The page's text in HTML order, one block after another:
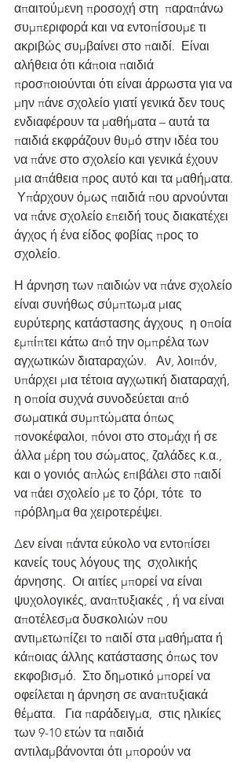
απαιτούμενη προσοχή στη  παραπάνω
συμπεριφορά και να εντοπίσουμε τι
ακριβώς συμβαίνει στο παιδί.  Είναι
αλήθεια ότι κάποια παιδιά
προσποιούνται ότι είναι άρρωστα για να
μην πάνε σχολείο γιατί γενικά δεν τους
ενδιαφέρουν τα μαθήματα – αυτά τα
παιδιά εκφράζουν θυμό στην ιδέα του
να πάνε στο σχολείο και γενικά έχουν
μια απάθεια προς αυτό και τα μαθήματα.
Υπάρχουν όμως παιδιά που αρνούνται
να πάνε σχολείο επειδή τους διακατέχει
άγχος ή ένα είδος φοβίας προς το
σχολείο.
Η άρνηση των παιδιών να πάνε σχολείο
είναι συνήθως σύμπτωμα μιας
ευρύτερης κατάστασης άγχους  η οποία
εμπίπτει κάτω από την ομπρέλα των
αγχωτικών διαταραχών.   Αν, λοιπόν,
υπάρχει μια τέτοια αγχωτική διαταραχή,
η οποία συχνά συνοδεύεται από
σωματικά συμπτώματα όπως
πονοκέφαλοι, πόνοι στο στομάχι ή σε
άλλα μέρη του σώματος, ζαλάδες κ.α.,
και ο γονιός απλώς επιβάλει στο παιδί
να πάει σχολείο με το ζόρι, τότε  το
πρόβλημα θα χειροτερέψει.
Δεν είναι πάντα εύκολο να εντοπίσει
κανείς τους λόγους της  σχολικής
άρνησης.  Οι αιτίες μπορεί να είναι
ψυχολογικές, αναπτυξιακές , ή να είναι
αποτέλεσμα δυσκολιών που
αντιμετωπίζει το παιδί στα μαθήματα ή
κάποιας άλλης κατάστασης όπως τον
εκφοβισμό.  Στο δημοτικό μπορεί να
οφείλεται η άρνηση σε αναπτυξιακά
θέματα.   Για παράδειγμα,  στις ηλικίες
των 9-10 ετών τα παιδιά
αντιλαμβάνονται ότι μπορούν να